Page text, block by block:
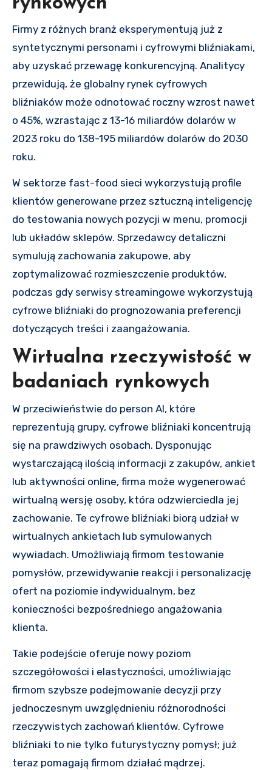
Firmy z różnych branż eksperymentują już z
syntetycznymi personami i cyfrowymi bliźniakami,
aby uzyskać przewagę konkurencyjną. Analitycy
przewidują, że globalny rynek cyfrowych
bliźniaków może odnotować roczny wzrost nawet
o 45%, wzrastając z 13-16 miliardów dolarów w
2023 roku do 138-195 miliardów dolarów do 2030
roku.
W sektorze fast-food sieci wykorzystują profile
klientów generowane przez sztuczną inteligencję
do testowania nowych pozycji w menu, promocji
lub układów sklepów. Sprzedawcy detaliczni
symulują zachowania zakupowe, aby
zoptymalizować rozmieszczenie produktów,
podczas gdy serwisy streamingowe wykorzystują
cyfrowe bliźniaki do prognozowania preferencji
dotyczących treści i zaangażowania.
Wirtualna rzeczywistość w
badaniach rynkowych
W przeciwieństwie do person AI, które
reprezentują grupy, cyfrowe bliźniaki koncentrują
się na prawdziwych osobach. Dysponując
wystarczającą ilością informacji z zakupów, ankiet
lub aktywności online, firma może wygenerować
wirtualną wersję osoby, która odzwierciedla jej
zachowanie. Te cyfrowe bliźniaki biorą udział w
wirtualnych ankietach lub symulowanych
wywiadach. Umożliwiają firmom testowanie
pomysłów, przewidywanie reakcji i personalizację
ofert na poziomie indywidualnym, bez
konieczności bezpośredniego angażowania
klienta.
Takie podejście oferuje nowy poziom
szczegółowości i elastyczności, umożliwiając
firmom szybsze podejmowanie decyzji przy
jednoczesnym uwzględnieniu różnorodności
rzeczywistych zachowań klientów. Cyfrowe
bliźniaki to nie tylko futurystyczny pomysł; już
teraz pomagają firmom działać mądrzej.